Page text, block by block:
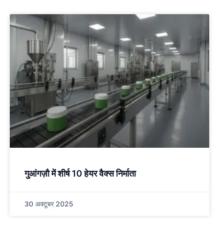
गुआंगज़ौ में शीर्ष 10 हेयर वैक्स निर्माता
30 अक्टूबर 2025